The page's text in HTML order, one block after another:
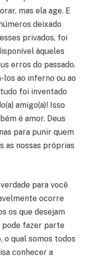
mas ela age. E
deixado
privados, foi
àqueles
erros do passado.
los ao inferno ou ao
foi inventado
amigo(a)! Isso
é amor. Deus
para punir quem
as nossas próprias
para você
ocorre
os que desejam
pode fazer parte
o qual somos todos
conhecer a